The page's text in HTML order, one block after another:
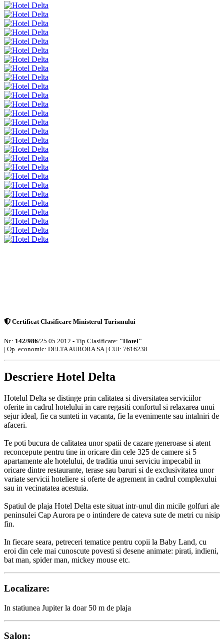
Certificat Clasificare Ministerul Turismului
Nr.: 142/986/25.05.2012 - Tip Clasificare: "Hotel"
| Op. economic: DELTA AURORA SA | CUI: 7616238
Descriere Hotel Delta
Hotelul Delta se distinge prin calitatea si diversitatea serviciilor
oferite in cadrul hotelului in care regasiti confortul si relaxarea unui
sejur ideal, fie ca sunteti in vacanta, fie la evenimente sau intalniri de
afaceri.
Te poti bucura de calitatea unor spatii de cazare generoase si atent
reconcepute pentru tine in oricare din cele 325 de camere si 5
apartamente ale hotelului, de traditia unui serviciu impecabil in
oricare dintre restaurante, terase sau baruri si de exclusivitatea unor
variate servicii hoteliere si oferte de agrement in cadrul complexului
sau in vecinatatea acestuia.
Spatiul de plaja Hotel Delta este situat intr-unul din micile golfuri ale
peninsulei Cap Aurora pe o intindere de cateva sute de metri cu nisip
fin.
In fiecare seara, petreceri tematice pentru copii la Baby Land, cu
eroi din cele mai cunoscute povesti si desene animate: pirati, indieni,
bat man, spider man, mickey mouse etc.
Localizare:
In statiunea Jupiter la doar 50 m de plaja
Salon: